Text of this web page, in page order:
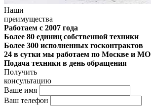
Наши
преимущества
Работаем с 2007 года
Более 80 единиц собственной техники
Более 300 исполненных госконтрактов
24 в сутки мы работаем по Москве и МО
Подача техники в день обращения
Получить
консультацию
Ваше имя
Ваш телефон